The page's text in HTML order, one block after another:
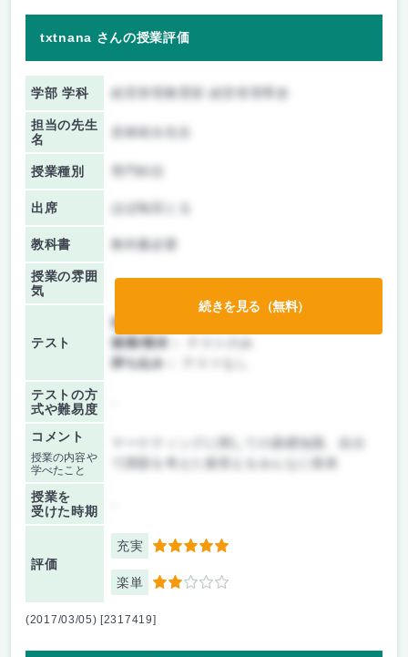
txtnana さんの授業評価
学部 学科
担当の先生
名
若林靖永先生
授業種別
出席 ほぼ毎回とる
教科書 教科書必要
授業の雰囲
気
テスト
前期/中間：
後期/期末：
持ち込み：
テストの方
式や難易度
コメント
授業の内容や
学べたこと
マーケティングに関しての基礎知識、自分
で課題を考えた後答えをみんなに発表
授業を
受けた時期
評価
充実 5
楽単 2
続きを見る（無料）
(2017/03/05) [2317419]